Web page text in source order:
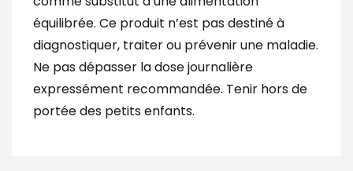
équilibrée. Ce produit n’est pas destiné à
diagnostiquer, traiter ou prévenir une maladie.
Ne pas dépasser la dose journalière
expressément recommandée. Tenir hors de
portée des petits enfants.